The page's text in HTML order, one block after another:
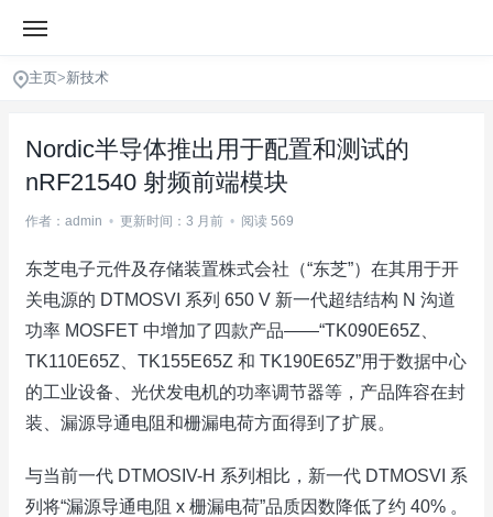
主页>新技术
Nordic半导体推出用于配置和测试的
nRF21540 射频前端模块
作者：admin • 更新时间：3 月前 • 阅读 569
东芝电子元件及存储装置株式会社（“东芝”）在其用于开
关电源的 DTMOSVI 系列 650 V 新一代超结结构 N 沟道
功率 MOSFET 中增加了四款产品——“TK090E65Z、
TK110E65Z、TK155E65Z 和 TK190E65Z”用于数据中心
的工业设备、光伏发电机的功率调节器等，产品阵容在封
装、漏源导通电阻和栅漏电荷方面得到了扩展。
与当前一代 DTMOSIV-H 系列相比，新一代 DTMOSVI 系
列将“漏源导通电阻 x 栅漏电荷”品质因数降低了约 40% 。